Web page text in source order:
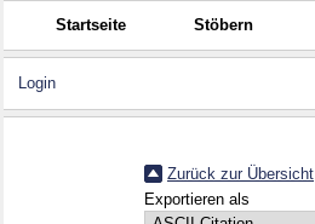
Startseite Stöbern
Login
Zurück zur Übersicht
Exportieren als